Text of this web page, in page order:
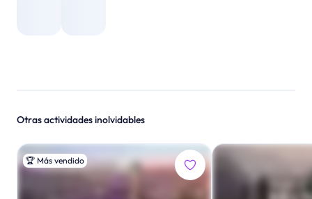
Otras actividades inolvidables
🏆 Más vendido